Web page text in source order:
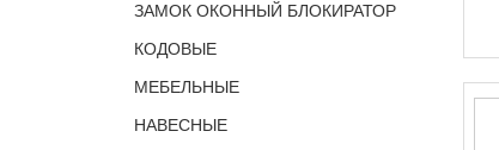
ЗАМОК ОКОННЫЙ БЛОКИРАТОР
КОДОВЫЕ
МЕБЕЛЬНЫЕ
НАВЕСНЫЕ